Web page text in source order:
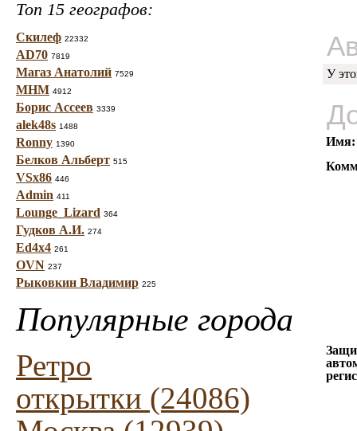
Топ 15 географов:
Скилеф 22332
AD70 7819
Магаз Анатолий 7529
МНМ 4912
Борис Ассеев 3339
alek48s 1488
Ronny 1390
Белков Альберт 515
VSx86 446
Admin 411
Lounge_Lizard 364
Гудков А.И. 274
Ed4x4 261
OVN 237
Рыковкин Владимир 225
Популярные города
Ретро
открытки (24086)
У
Имя: